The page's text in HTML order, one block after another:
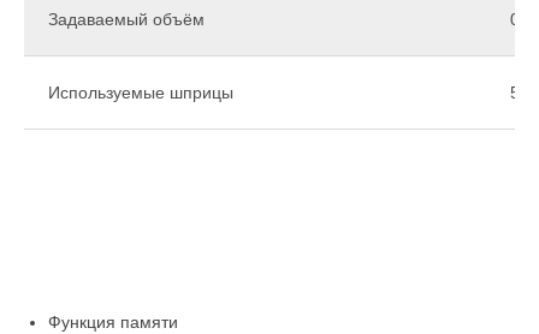
Задаваемый объём
Используемые шприцы 5,
Функция памяти